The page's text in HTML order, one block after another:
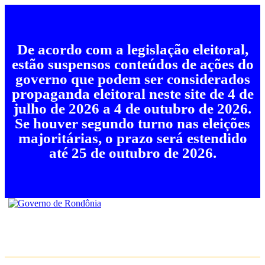
De acordo com a legislação eleitoral,
estão suspensos conteúdos de ações do
governo que podem ser considerados
propaganda eleitoral neste site de 4 de
julho de 2026 a 4 de outubro de 2026.
Se houver segundo turno nas eleições
majoritárias, o prazo será estendido
até 25 de outubro de 2026.